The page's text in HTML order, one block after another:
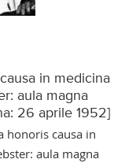
in medicina
aula magna
26 aprile 1952]
honoris causa in
aula magna